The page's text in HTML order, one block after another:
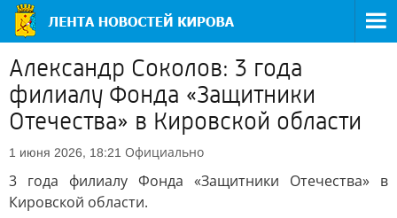
Александр Соколов: 3 года
филиалу Фонда «Защитники
Отечества» в Кировской области
1 июня 2026, 18:21 Официально
3 года филиалу Фонда «Защитники Отечества» в
Кировской области.